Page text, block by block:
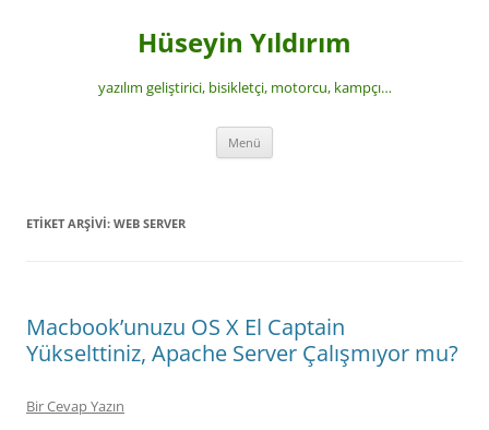
Hüseyin Yıldırım
yazılım geliştirici, bisikletçi, motorcu, kampçı…
Menü
ETIKET ARŞIVI: WEB SERVER
Macbook’unuzu OS X El Captain
Yükselttiniz, Apache Server Çalışmıyor mu?
Bir Cevap Yazın